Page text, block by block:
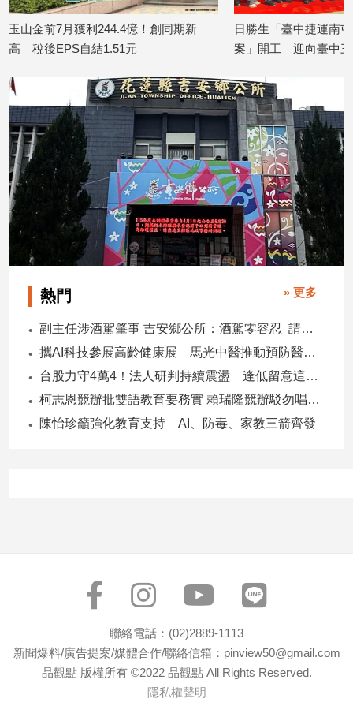
寵
物
Pet
影
音
專
區
作
媒
體
稿
專
區
【我
新
日勝生「臺中捷運南屯站(G11)土地開發
案」開工 迎向臺中三軌時代
金研院、
TISA金融
熱門 » 更多
副主任涉酒駕肇事 吉安鄉公所：酒駕零容忍 請辭獲准
攜AI科技參展高齡健康展 馬光中醫推動預防醫學迎接長壽新經濟
台股力守4萬4！法人研判持續震盪 逢低留意這些族群
柯志恩競辦批雙語教育要務實 賴瑞隆競辦駁勿唱衰高雄
陳怡珍籲強化教育支持 AI、防毒、家教三箭齊發
聯絡電話：(02)2889-1113
新聞爆料/廣告提案/媒體合作/聯絡信箱：pinview50@gmail.com
品觀點 版權所有 ©2022 品觀點 All Rights Reserved.
隱私權聲明